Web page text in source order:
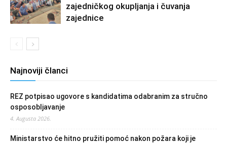
zajedničkog okupljanja i čuvanja
zajednice
Najnoviji članci
REZ potpisao ugovore s kandidatima odabranim za stručno
osposobljavanje
4. Augusta 2026.
Ministarstvo će hitno pružiti pomoć nakon požara koji je